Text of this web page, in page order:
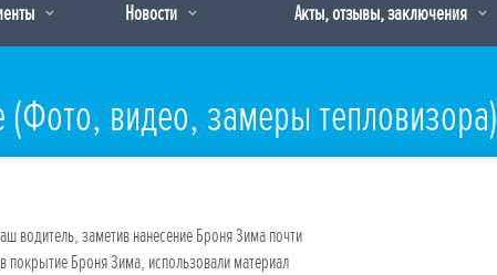
Новости Акты, отзывы, заключения
(Фото, видео, замеры тепловизора)
водитель, заметив нанесение Броня Зима почти
покрытие Броня Зима, использовали материал